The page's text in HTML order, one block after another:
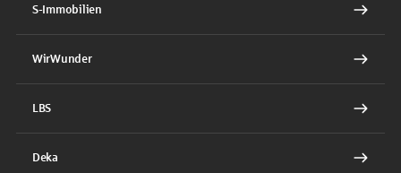
S-Immobilien
WirWunder
LBS
Deka